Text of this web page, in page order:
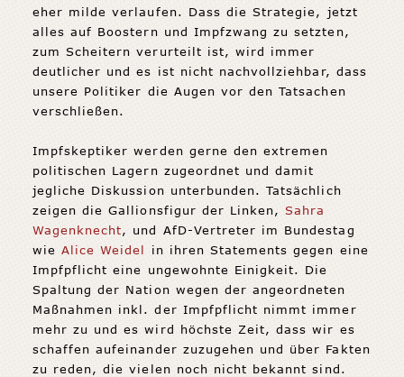
eher milde verlaufen. Dass die Strategie, jetzt
alles auf Boostern und Impfzwang zu setzten,
zum Scheitern verurteilt ist, wird immer
deutlicher und es ist nicht nachvollziehbar, dass
unsere Politiker die Augen vor den Tatsachen
verschließen.
Impfskeptiker werden gerne den extremen
politischen Lagern zugeordnet und damit
jegliche Diskussion unterbunden. Tatsächlich
zeigen die Gallionsfigur der Linken,Sahra
Wagenknecht, und AfD-Vertreter im Bundestag
wie Alice Weidel in ihren Statements gegen eine
Impfpflicht eine ungewohnte Einigkeit. Die
Spaltung der Nation wegen der angeordneten
Maßnahmen inkl. der Impfpflicht nimmt immer
mehr zu und es wird höchste Zeit, dass wir es
schaffen aufeinander zuzugehen und über Fakten
zu reden, die vielen noch nicht bekannt sind.